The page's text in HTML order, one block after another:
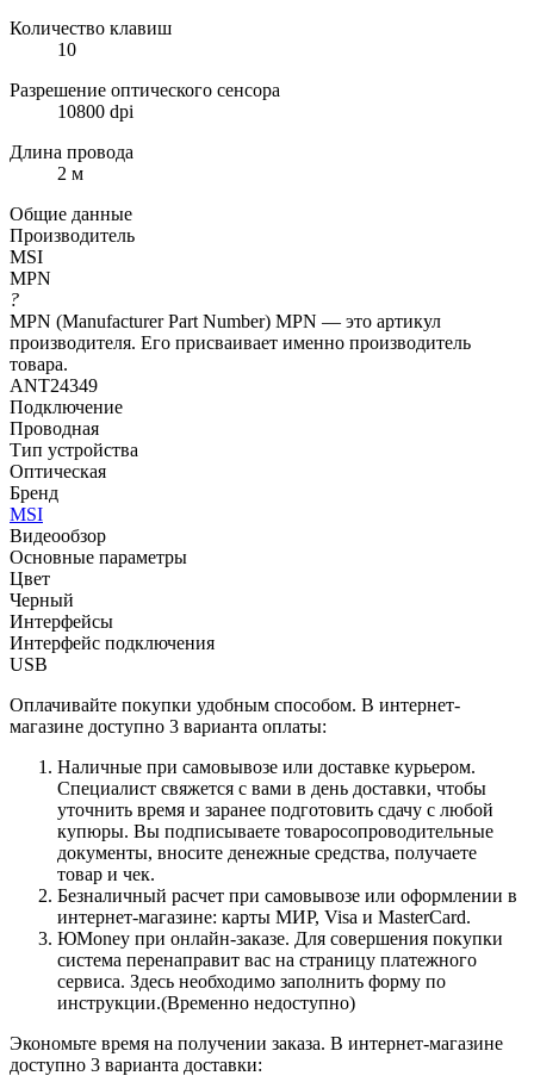
Количество клавиш
10
Разрешение оптического сенсора
10800 dpi
Длина провода
2 м
Общие данные
Производитель
MSI
MPN
?
MPN (Manufacturer Part Number) MPN — это артикул
производителя. Его присваивает именно производитель
товара.
ANT24349
Подключение
Проводная
Тип устройства
Оптическая
Бренд
MSI
Видеообзор
Основные параметры
Цвет
Черный
Интерфейсы
Интерфейс подключения
USB
Оплачивайте покупки удобным способом. В интернет-
магазине доступно 3 варианта оплаты:
Наличные при самовывозе или доставке курьером.
Специалист свяжется с вами в день доставки, чтобы
уточнить время и заранее подготовить сдачу с любой
купюры. Вы подписываете товаросопроводительные
документы, вносите денежные средства, получаете
товар и чек.
Безналичный расчет при самовывозе или оформлении в
интернет-магазине: карты МИР, Visa и MasterCard.
ЮMoney при онлайн-заказе. Для совершения покупки
система перенаправит вас на страницу платежного
сервиса. Здесь необходимо заполнить форму по
инструкции.(Временно недоступно)
Экономьте время на получении заказа. В интернет-магазине
доступно 3 варианта доставки: